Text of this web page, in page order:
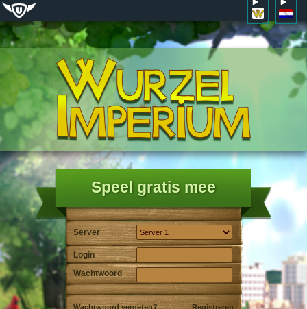
Speel gratis mee
Server
Login
Wachtwoord
Wachtwoord vergeten? Registreren